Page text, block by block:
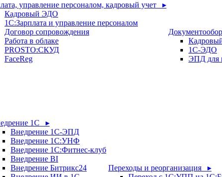
управление персоналом, кадровый учет ▸
Кадровый ЭДО
1С:Зарплата и управление персоналом
Договор сопровождения
Работа в облаке
PROSTO:СКУД
FaceReg
1С-ЭДО
ЭПД для
1С ▸
Внедрение 1С-ЭПД
Внедрение 1С:УНФ
Внедрение 1С:Фитнес-клуб
Внедрение BI
Внедрение Битрикс24
Переходы и реорганизация ▸